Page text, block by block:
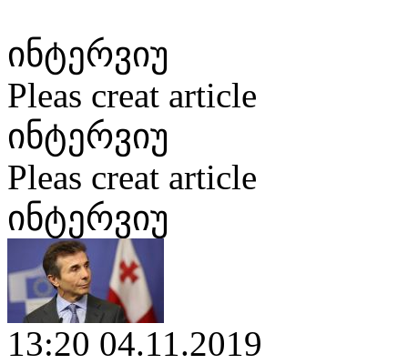
ინტერვიუ
Pleas creat article
ინტერვიუ
Pleas creat article
ინტერვიუ
13:20 04.11.2019